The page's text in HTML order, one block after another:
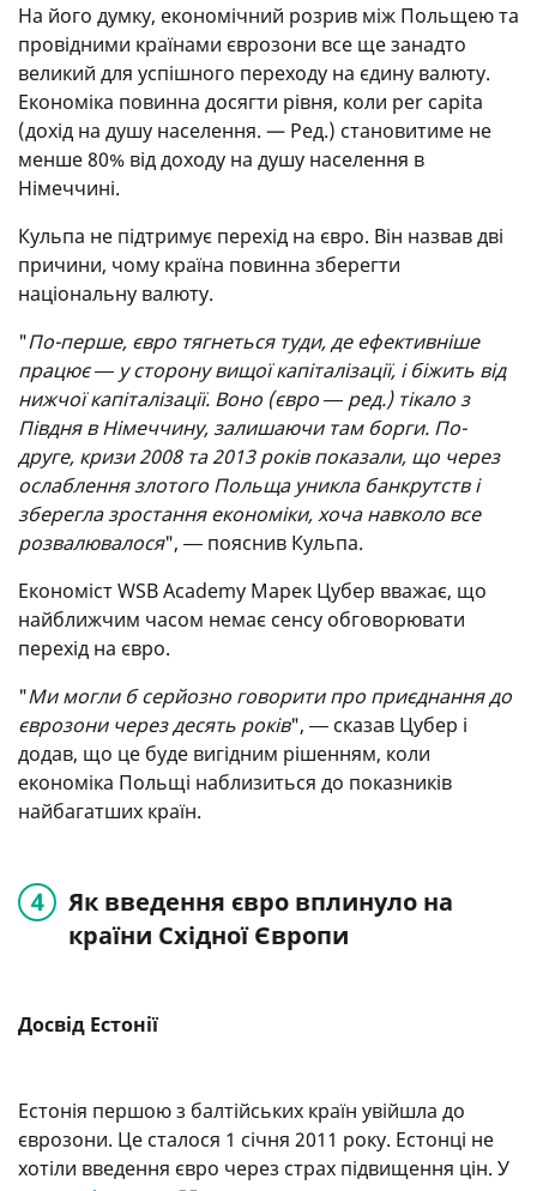
На його думку, економічний розрив між Польщею та
провідними країнами єврозони все ще занадто
великий для успішного переходу на єдину валюту.
Економіка повинна досягти рівня, коли per capita
(дохід на душу населення. — Ред.) становитиме не
менше 80% від доходу на душу населення в
Німеччині.
Кульпа не підтримує перехід на євро. Він назвав дві
причини, чому країна повинна зберегти
національну валюту.
"По-перше, євро тягнеться туди, де ефективніше
працює ― у сторону вищої капіталізації, і біжить від
нижчої капіталізації. Воно (євро ― ред.) тікало з
Півдня в Німеччину, залишаючи там борги. По-
друге, кризи 2008 та 2013 років показали, що через
ослаблення злотого Польща уникла банкрутств і
зберегла зростання економіки, хоча навколо все
розвалювалося", ― пояснив Кульпа.
Економіст WSB Academy Марек Цубер вважає, що
найближчим часом немає сенсу обговорювати
перехід на євро.
"Ми могли б серйозно говорити про приєднання до
єврозони через десять років", ― сказав Цубер і
додав, що це буде вигідним рішенням, коли
економіка Польщі наблизиться до показників
найбагатших країн.
Як введення євро вплинуло на
країни Східної Європи
Досвід Естонії
Естонія першою з балтійських країн увійшла до
єврозони. Це сталося 1 січня 2011 року. Естонці не
хотіли введення євро через страх підвищення цін. У